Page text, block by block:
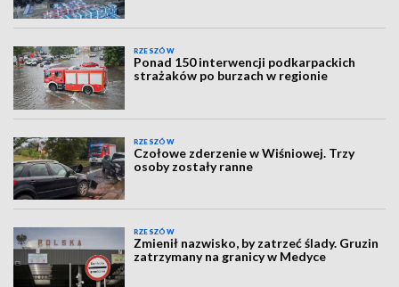
RZESZÓW
Ponad 150 interwencji podkarpackich
strażaków po burzach w regionie
RZESZÓW
Czołowe zderzenie w Wiśniowej. Trzy
osoby zostały ranne
RZESZÓW
Zmienił nazwisko, by zatrzeć ślady. Gruzin
zatrzymany na granicy w Medyce